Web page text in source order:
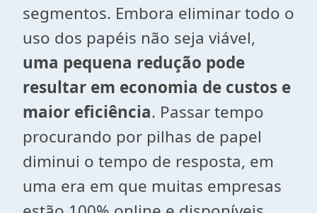
segmentos. Embora eliminar todo o
uso dos papéis não seja viável,
uma pequena redução pode
resultar em economia de custos e
maior eficiência. Passar tempo
procurando por pilhas de papel
diminui o tempo de resposta, em
uma era em que muitas empresas